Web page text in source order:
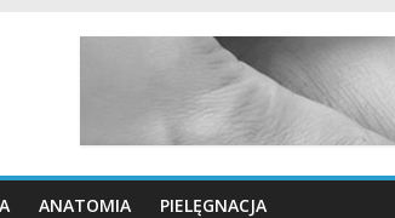
ANATOMIA PIELĘGNACJA